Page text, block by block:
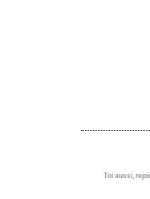
Toi aussi,